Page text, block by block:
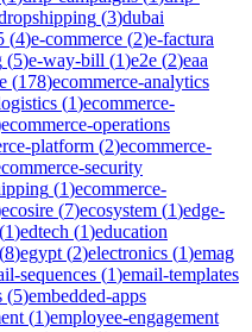
(3)dubai
(4)e-commerce (2)e-factura
(5)e-way-bill (1)e2e (2)eaa
(178)ecommerce-analytics
(1)ecommerce-
ecommerce-operations
platform (2)ecommerce-
security
(1)ecommerce-
ecosire (7)ecosystem (1)edge-
1)edtech (1)education
(8)egypt (2)electronics (1)emag
sequences (1)email-templates
(5)embedded-apps
(1)employee-engagement